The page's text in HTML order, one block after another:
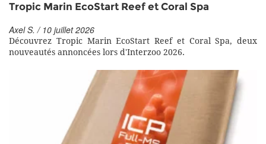
Tropic Marin EcoStart Reef et Coral Spa
Axel S. / 10 juillet 2026
Découvrez Tropic Marin EcoStart Reef et Coral Spa, deux
nouveautés annoncées lors d'Interzoo 2026.